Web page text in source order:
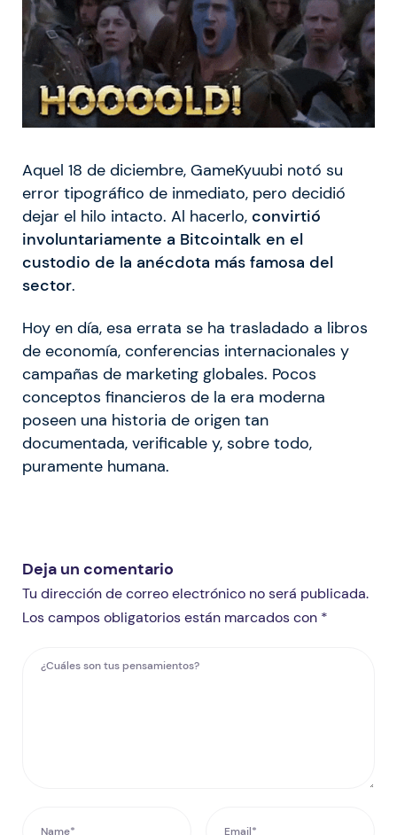
Aquel 18 de diciembre, GameKyuubi notó su
error tipográfico de inmediato, pero decidió
dejar el hilo intacto. Al hacerlo, convirtió
involuntariamente a Bitcointalk en el
custodio de la anécdota más famosa del
sector.
Hoy en día, esa errata se ha trasladado a libros
de economía, conferencias internacionales y
campañas de marketing globales. Pocos
conceptos financieros de la era moderna
poseen una historia de origen tan
documentada, verificable y, sobre todo,
puramente humana.
Deja un comentario
Tu dirección de correo electrónico no será publicada.
Los campos obligatorios están marcados con *